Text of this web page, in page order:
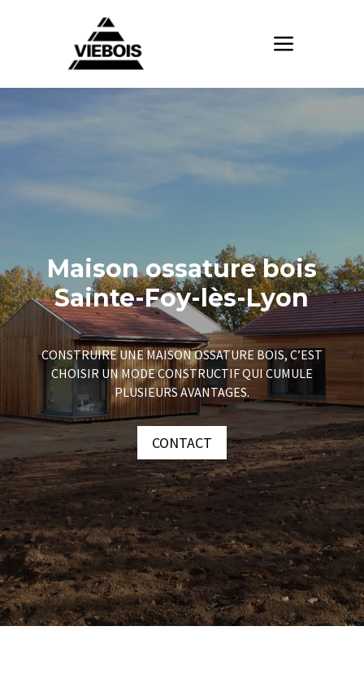
Maison ossature bois
Sainte-Foy-lès-Lyon
CONSTRUIRE UNE MAISON OSSATURE BOIS, C’EST
CHOISIR UN MODE CONSTRUCTIF QUI CUMULE
PLUSIEURS AVANTAGES.
CONTACT